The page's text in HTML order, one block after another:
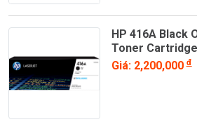
HP 416A Black
Toner
Giá: 2,200,000đ